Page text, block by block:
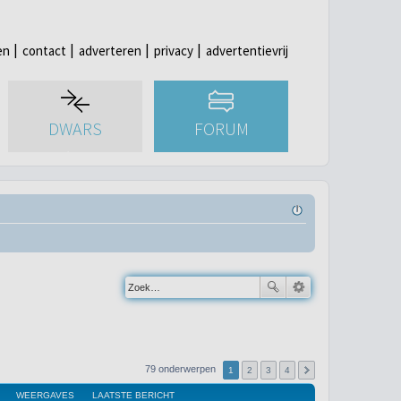
contact adverteren privacy advertentievrij
DWARS FORUM
79 onderwerpen 1 2 3 4
WEERGAVES LAATSTE BERICHT